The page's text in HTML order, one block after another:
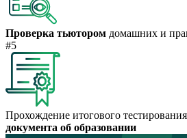
Проверка тьютором домашних и
#5
Прохождение итогового
документа об образовании